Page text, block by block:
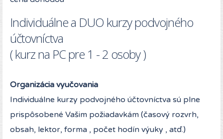
Individuálne a DUO kurzy podvojného
účtovníctva
( kurz na PC pre 1 - 2 osoby )
Organizácia vyučovania
Individuálne kurzy podvojného účtovníctva sú plne
prispôsobené Vašim požiadavkám (časový rozvrh,
obsah, lektor, forma , počet hodín výuky , atď.)